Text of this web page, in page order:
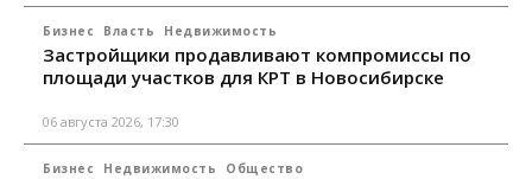
Бизнес Власть Недвижимость
Застройщики продавливают компромиссы по
площади участков для КРТ в Новосибирске
06 августа 2026, 17:30
Бизнес Недвижимость Общество